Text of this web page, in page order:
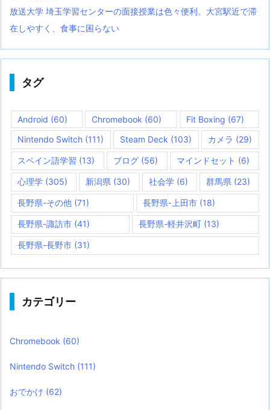
放送大学 埼玉学習センターの面接授業は色々便利。大宮駅近で滞
在しやすく、食事に困らない
タグ
Android (60) Chromebook (60) Fit Boxing (67)
Nintendo Switch (111) Steam Deck (103) カメラ (29)
スペイン語学習 (13) ブログ (56) マインドセット (6)
心理学 (305) 新潟県 (30) 社会学(6) 群馬県 (23)
長野県-その他 (71) 長野県-上田市(18)
長野県-諏訪市 (41) 長野県-軽井沢町 (13)
長野県-長野市 (31)
カテゴリー
Chromebook (60)
Nintendo Switch (111)
おでかけ (62)